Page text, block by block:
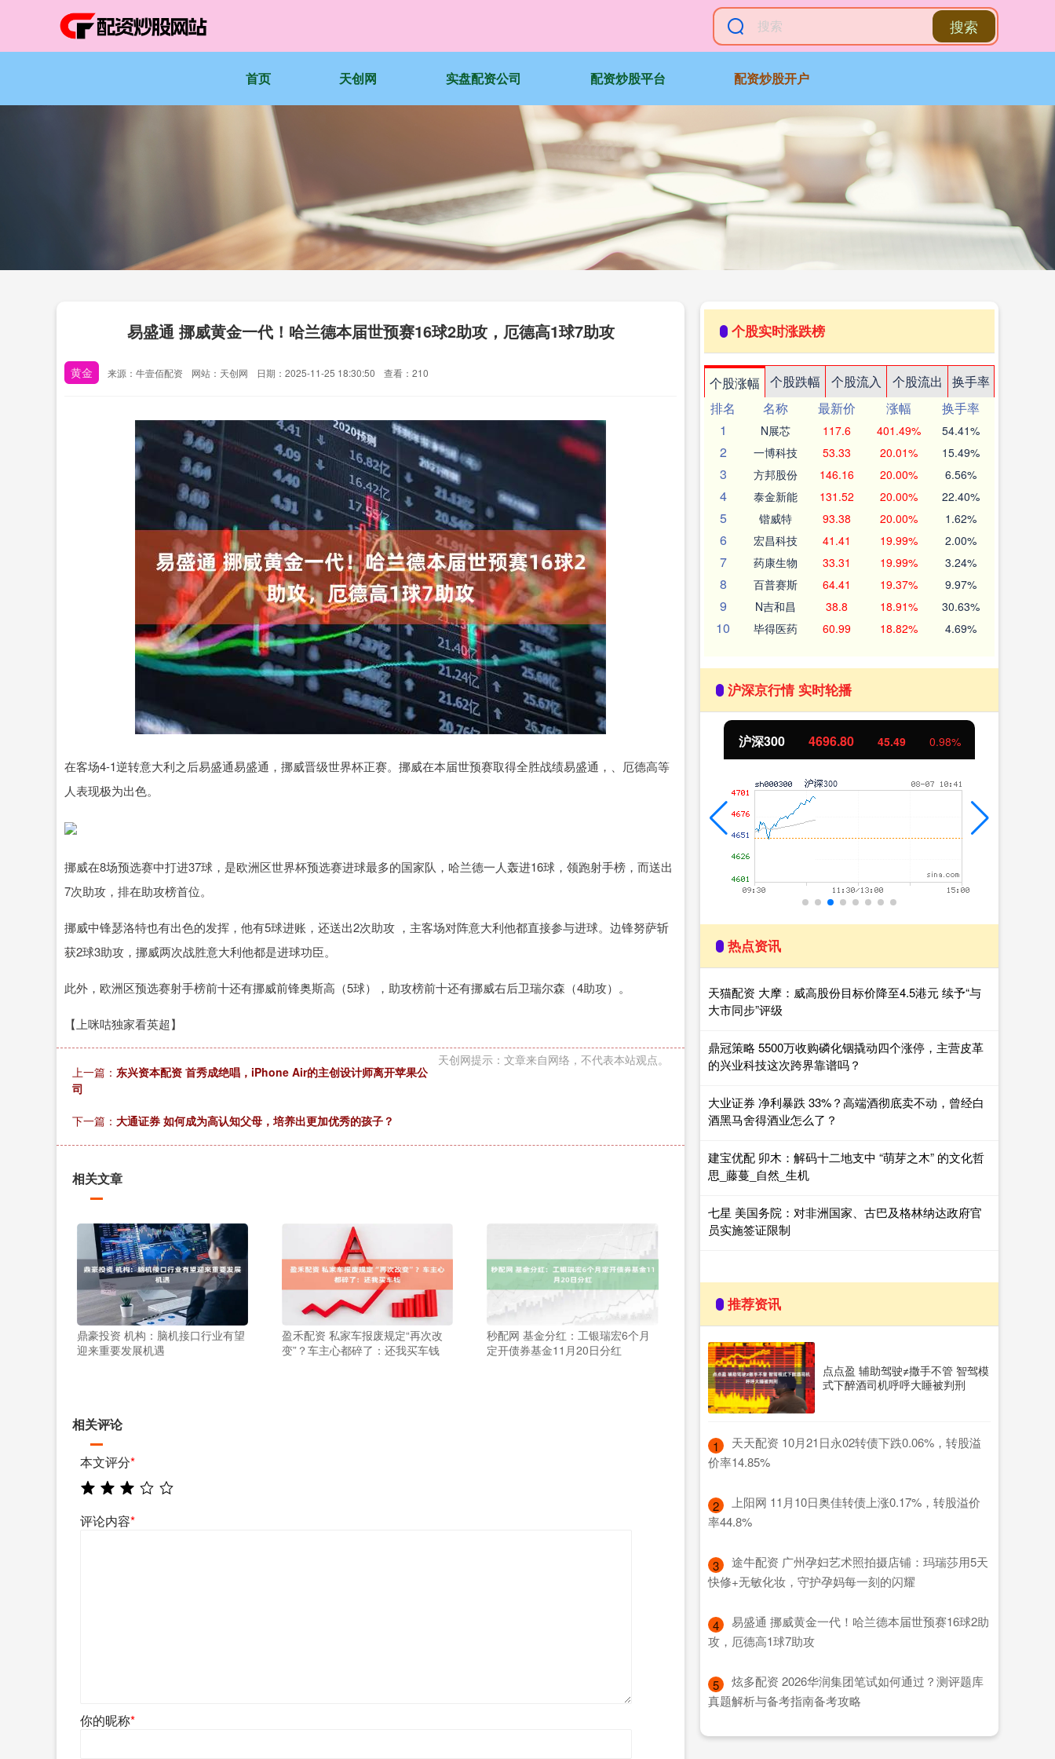
搜索
首页 天创网 实盘配资公司 配资炒股平台 配资炒股开户
易盛通 挪威黄金一代！哈兰德本届世预赛16球2助攻，厄德高1球7助攻
黄金 来源：牛壹佰配资 网站：天创网 日期：2025-11-25 18:30:50 查看：210
在客场4-1逆转意大利之后易盛通易盛通，挪威晋级世界杯正赛。挪威在本届世预赛取得全胜战绩易盛通，、厄德高等
人表现极为出色。
挪威在8场预选赛中打进37球，是欧洲区世界杯预选赛进球最多的国家队，哈兰德一人轰进16球，领跑射手榜，而送出
7次助攻，排在助攻榜首位。
挪威中锋瑟洛特也有出色的发挥，他有5球进账，还送出2次助攻 ，主客场对阵意大利他都直接参与进球。边锋努萨斩
获2球3助攻，挪威两次战胜意大利他都是进球功臣。
此外，欧洲区预选赛射手榜前十还有挪威前锋奥斯高（5球），助攻榜前十还有挪威右后卫瑞尔森（4助攻）。
【上咪咕独家看英超】
天创网提示：文章来自网络，不代表本站观点。
上一篇： 东兴资本配资 首秀成绝唱，iPhone Air的主创设计师离开苹果公
司
下一篇： 大通证券 如何成为高认知父母，培养出更加优秀的孩子？
相关文章
鼎豪投资 机构：脑机接口行业有望
迎来重要发展机遇
盈禾配资 私家车报废规定“再次改
变”？车主心都碎了：还我买车钱
秒配网 基金分红：工银瑞宏6个月
定开债券基金11月20日分红
相关评论
本文评分*
评论内容*
你的昵称*
个股实时涨跌榜
个股涨幅 个股跌幅 个股流入 个股流出
换手率
排名
名称 最新价 涨幅
换手率
1
N展芯 117.6 401.49% 54.41%
2 一博科技 53.33 20.01% 15.49%
3 方邦股份 146.16 20.00% 6.56%
4 泰金新能 131.52 20.00% 22.40%
5 锴威特 93.38 20.00% 1.62%
6 宏昌科技 41.41 19.99% 2.00%
7 药康生物 33.31 19.99% 3.24%
8 百普赛斯 64.41 19.37% 9.97%
9 N吉和昌 38.8 18.91% 30.63%
10 毕得医药 60.99 18.82% 4.69%
沪深京行情 实时轮播
沪深300 4696.80 45.49 0.98%
热点资讯
天猫配资 大摩：威高股份目标价降至4.5港元 续予“与
大市同步”评级
鼎冠策略 5500万收购磷化铟撬动四个涨停，主营皮革
的兴业科技这次跨界靠谱吗？
大业证券 净利暴跌 33%？高端酒彻底卖不动，曾经白
酒黑马舍得酒业怎么了？
建宝优配 卯木：解码十二地支中 “萌芽之木” 的文化哲
思_藤蔓_自然_生机
七星 美国务院：对非洲国家、古巴及格林纳达政府官
员实施签证限制
推荐资讯
点点盈 辅助驾驶≠撒手不管 智驾模
式下醉酒司机呼呼大睡被判刑
1
​天天配资 10月21日永02转债下跌0.06%，转股溢
价率14.85%
2
​上阳网 11月10日奥佳转债上涨0.17%，转股溢价
率44.8%
3
​途牛配资 广州孕妇艺术照拍摄店铺：玛瑞莎用5天
快修+无敏化妆，守护孕妈每一刻的闪耀
4
​易盛通 挪威黄金一代！哈兰德本届世预赛16球2助
攻，厄德高1球7助攻
5
​炫多配资 2026华润集团笔试如何通过？测评题库
真题解析与备考指南备考攻略